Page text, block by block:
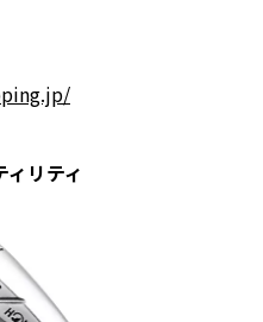
リティ